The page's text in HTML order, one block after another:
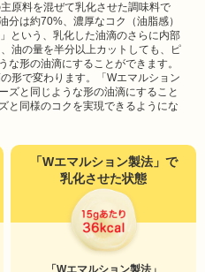
原料を混ぜて乳化させた調味料で
は約70%、濃厚なコク（油脂感）
という、乳化した油滴のさらに内部
油の量を半分以上カットしても、ピ
形の油滴にすることができます。
形で変わります。「Wエマルション
ズと同じような形の油滴にすること
と同様のコクを実現できるようにな
「Wエマルション製法」で
乳化させた状態